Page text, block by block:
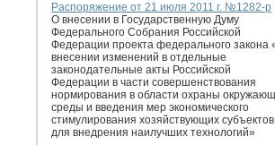
Распоряжение от 21 июля 2011 г. №1282-р
О внесении в Государственную Думу
Федерального Собрания Российской
Федерации проекта федерального закона
внесении изменений в отдельные
законодательные акты Российской
Федерации в части совершенствования
нормирования в области охраны
среды и введения мер экономического
стимулирования хозяйствующих субъектов
для внедрения наилучших технологий»